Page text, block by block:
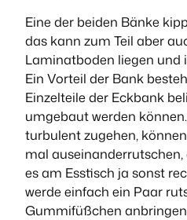
Eine der beiden Bänke
das kann zum Teil aber
Laminatboden liegen und
Ein Vorteil der Bank
Einzelteile der Eckbank
umgebaut werden
turbulent zugehen,
mal
es am Esstisch ja sonst
werde einfach ein Paar
Gummifüßchen